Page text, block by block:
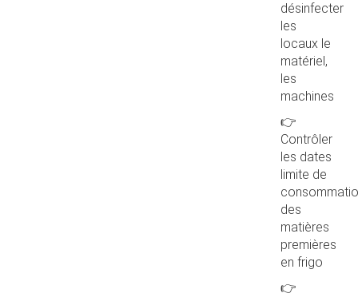
désinfecter
les
locaux le
matériel,
les
machines
👉
Contrôler
les dates
limite de
des
matières
premières
en frigo
👉